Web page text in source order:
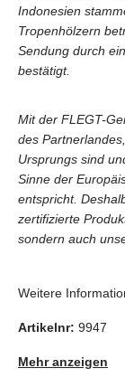
Indonesien
Tropenhölzern
Sendung durch
bestätigt.
Mit der FLEGT-
des
Ursprungs sind
Sinne der
entspricht.
zertifizierte
sondern auch
Weitere
Artikelnr: 9947
Mehr anzeigen